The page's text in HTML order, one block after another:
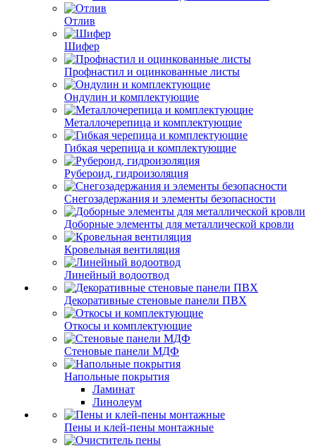
Отлив
Шифер
Профнастил и оцинкованные листы
Ондулин и комплектующие
Металлочерепица и комплектующие
Гибкая черепица и комплектующие
Рубероид, гидроизоляция
Снегозадержания и элементы безопасности
Доборные элементы для металлической кровли
Кровельная вентиляция
Линейный водоотвод
Декоративные стеновые панели ПВХ
Откосы и комплектующие
Стеновые панели МДФ
Напольные покрытия
Ламинат
Линолеум
Пены и клей-пены монтажные